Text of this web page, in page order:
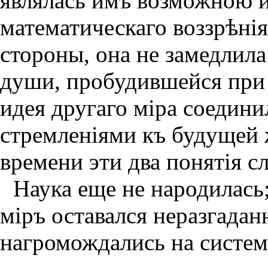
математическаго
стороны, она не
души, пробудившейся
идея другаго мiра
стремленiями къ будущей
времени эти два понятiя
Наука еще не
мiръ оставался
нагромождались на